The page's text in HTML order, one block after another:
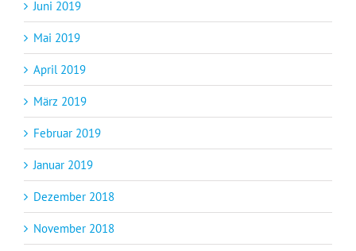
Juni 2019
Mai 2019
April 2019
März 2019
Februar 2019
Januar 2019
Dezember 2018
November 2018